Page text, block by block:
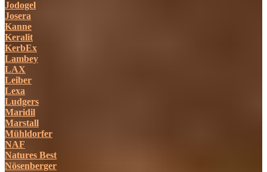
Jodogel
Josera
Kanne
Keralit
KerbEx
Lambey
LAX
Leiber
Lexa
Ludgers
Maridil
Marstall
Mühldorfer
NAF
Natures Best
Nösenberger